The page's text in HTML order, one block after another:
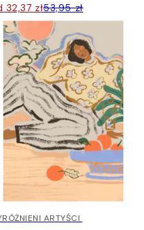
32,37 zł53,95 zł
ARTYŚCI